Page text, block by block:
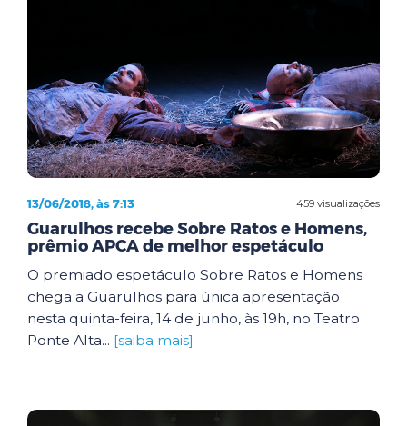
459 visualizações
13/06/2018, às 7:13
Guarulhos recebe Sobre Ratos e Homens,
prêmio APCA de melhor espetáculo
O premiado espetáculo Sobre Ratos e Homens
chega a Guarulhos para única apresentação
nesta quinta-feira, 14 de junho, às 19h, no Teatro
Ponte Alta... [saiba mais]